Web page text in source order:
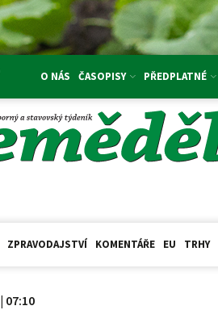
O NÁS ČASOPISY PŘEDPLATNÉ
ZPRAVODAJSTVÍ KOMENTÁŘE EU TRHY
07:10